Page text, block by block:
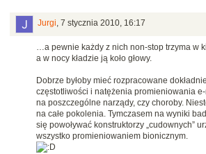
Jurgi 7 stycznia 2010, 16:17
…a pewnie każdy z nich non-stop trzyma w
a w nocy kładzie ją koło głowy.
Dobrze byłoby mieć rozpracowane
częstotliwości i natężenia promieniowania
na poszczególne narządy, czy choroby.
na całe pokolenia. Tymczasem na wyniki
się powoływać konstruktorzy „cudownych”
wszystko promieniowaniem bionicznym.